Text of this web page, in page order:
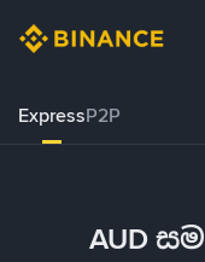
ExpressP2P
AUD